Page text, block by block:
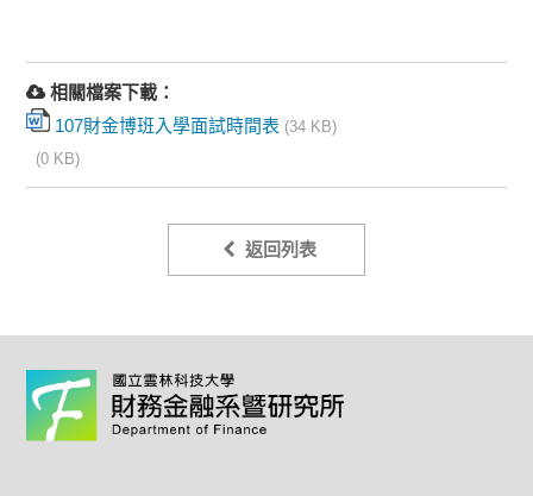
相關檔案下載：
107財金博班入學面試時間表 (34 KB)
(0 KB)
返回列表